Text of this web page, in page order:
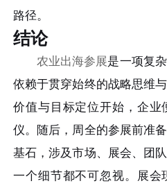
路径。
结论
农业出海参展是一项复
依赖于贯穿始终的战略思维
价值与目标定位开始，企业
仪。随后，周全的参展前准
基石，涉及市场、展会、团
一个细节都不可忽视。展会